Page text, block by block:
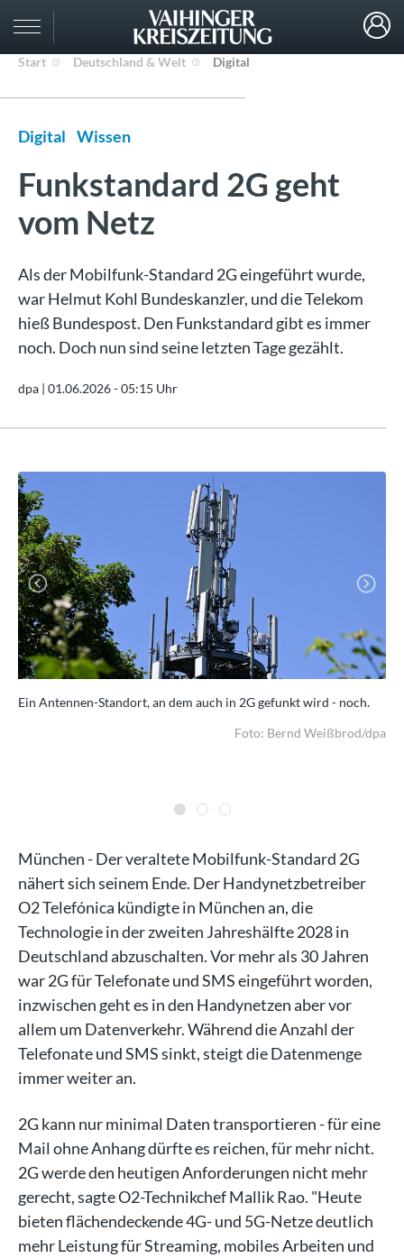
Start Deutschland & Welt Digital
Digital Wissen
Funkstandard 2G geht
vom Netz
Als der Mobilfunk-Standard 2G eingeführt wurde,
war Helmut Kohl Bundeskanzler, und die Telekom
hieß Bundespost. Den Funkstandard gibt es immer
noch. Doch nun sind seine letzten Tage gezählt.
dpa | 01.06.2026 - 05:15 Uhr
Ein Antennen-Standort, an dem auch in 2G gefunkt wird - noch.
Foto: Bernd Weißbrod/dpa
Previous
München - Der veraltete Mobilfunk-Standard 2G
nähert sich seinem Ende. Der Handynetzbetreiber
O2 Telefónica kündigte in München an, die
Technologie in der zweiten Jahreshälfte 2028 in
Deutschland abzuschalten. Vor mehr als 30 Jahren
war 2G für Telefonate und SMS eingeführt worden,
inzwischen geht es in den Handynetzen aber vor
allem um Datenverkehr. Während die Anzahl der
Telefonate und SMS sinkt, steigt die Datenmenge
immer weiter an.
2G kann nur minimal Daten transportieren - für eine
Mail ohne Anhang dürfte es reichen, für mehr nicht.
2G werde den heutigen Anforderungen nicht mehr
gerecht, sagte O2-Technikchef Mallik Rao. "Heute
bieten flächendeckende 4G- und 5G-Netze deutlich
mehr Leistung für Streaming, mobiles Arbeiten und